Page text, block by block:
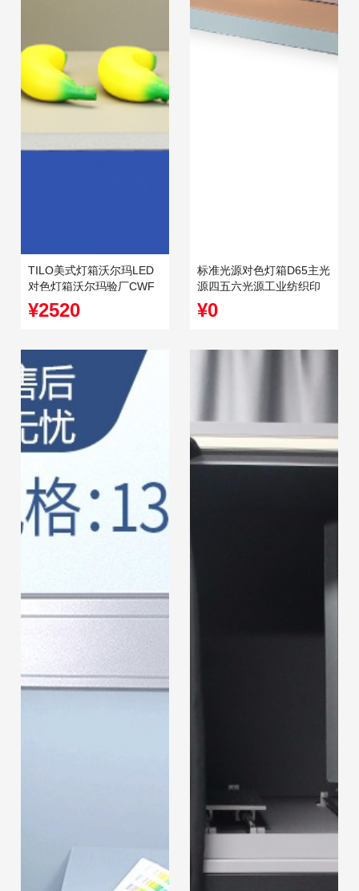
TILO美式灯箱沃尔玛LED
对色灯箱沃尔玛验厂CWF
LED对色灯管
¥2520
标准光源对色灯箱D65主光
源四五六光源工业纺织印
刷看样箱
¥0